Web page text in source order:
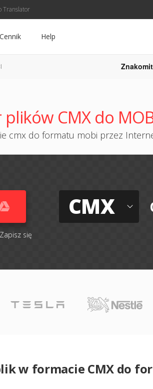
Translator
Cennik Help
CMX do
cmx do formatu mobi przez
Zapisz się
CMX
w formacie CMX do